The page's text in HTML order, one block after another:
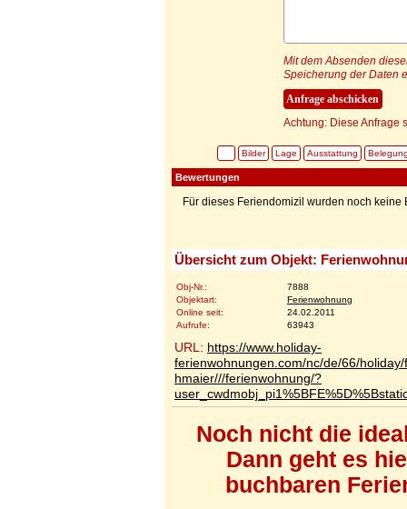
Mit dem Absenden
Speicherung der Daten
Achtung: Diese Anfrage
Bilder Lage Ausstattung
Bewertungen
Für dieses Feriendomizil wurden noch
Übersicht zum Objekt:
Obj-Nr.:
7888
Objektart:
Ferienwohnung
Online seit:
24.02.2011
Aufrufe:
63943
URL: https://www.holiday-
ferienwohnungen.com/nc/de/66/
hmaier///ferienwohnung/?
Noch nicht die
Dann geht es
buchbaren